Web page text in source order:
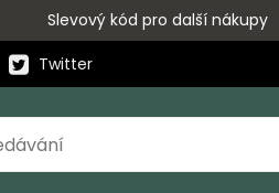
Slevový kód pro další nákupy
Twitter